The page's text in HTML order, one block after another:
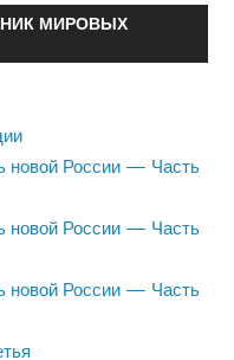
МИРОВЫХ
новой России — Часть
новой России — Часть
новой России — Часть